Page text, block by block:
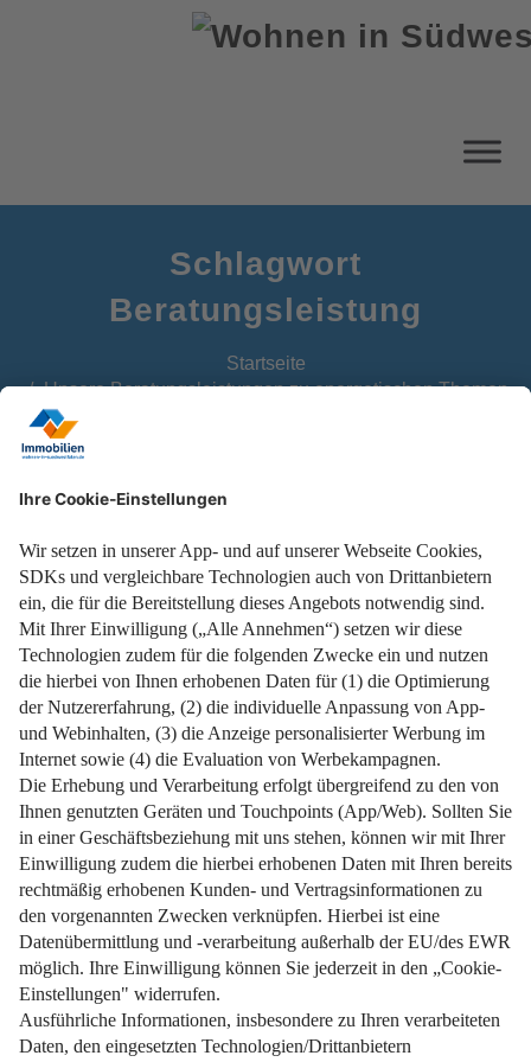
Schlagwort
Beratungsleistung
Startseite
Unsere Beratungsleistungen zu energetischen Themen
Genossenschaftliche Hilfe zur Selbsthilfe von unseren
Beratern.
Weiterlesen
Impressum Datenschutz Nutzungsbedingungen
Pflichtinformationen AGB Über uns Bildquellen
Barrierefreiheit Widerrufsformular